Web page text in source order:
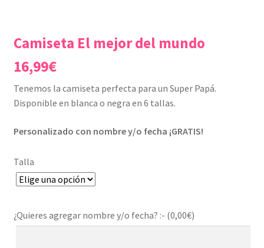
Camiseta El mejor del mundo
16,99€
Tenemos la camiseta perfecta para un Super Papá.
Disponible en blanca o negra en 6 tallas.
Personalizado con nombre y/o fecha ¡GRATIS!
Talla
¿Quieres agregar nombre y/o fecha? :- (0,00€)